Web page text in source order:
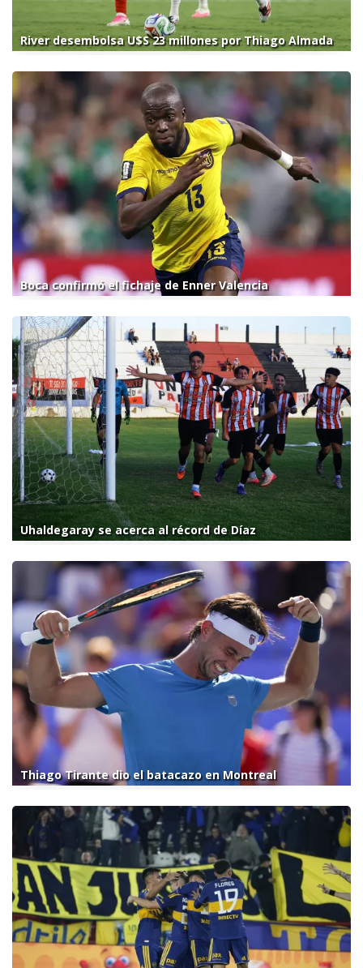
River desembolsa U$S 23 millones por Thiago Almada
Boca confirmó el fichaje de Enner Valencia
Uhaldegaray se acerca al récord de Díaz
Thiago Tirante dio el batacazo en Montreal